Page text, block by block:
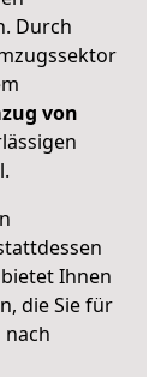
Durch
von
bietet Ihnen
die Sie für